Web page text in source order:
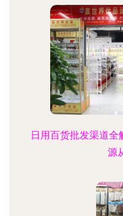
日用百货批发渠道
源